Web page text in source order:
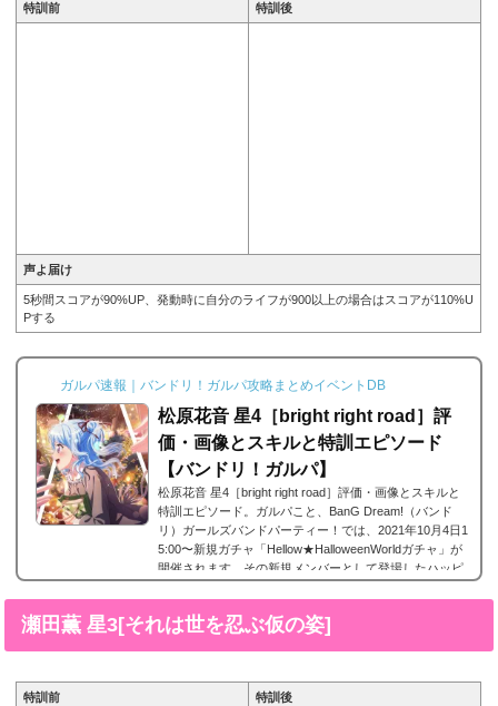
特訓前 特訓後
声よ届け
5秒間スコアが90%UP、発動時に自分のライフが900以上の場合はスコアが110%U
Pする
ガルパ速報｜バンドリ！ガルパ攻略まとめイベントDB
松原花音 星4［bright right road］評
価・画像とスキルと特訓エピソード
【バンドリ！ガルパ】
松原花音 星4［bright right road］評価・画像とスキルと
特訓エピソード。ガルパこと、BanG Dream!（バンド
リ）ガールズバンドパーティー！では、2021年10月4日1
5:00〜新規ガチャ「Hellow★HalloweenWorldガチャ」が
開催されます。その新規メンバーとして登場したハッピ
road］の画像と特技と評価のまとめです。松原花音 星4
瀬田薫 星3[それは世を忍ぶ仮の姿]
特訓前 特訓後